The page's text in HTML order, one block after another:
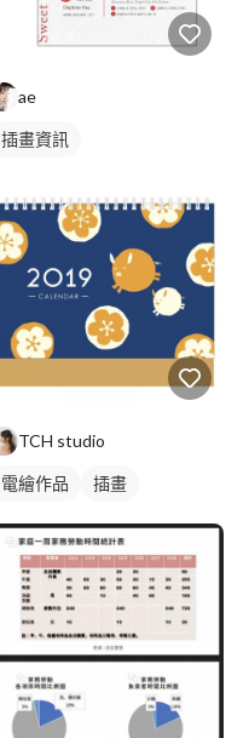
ae
插畫資訊
TCH studio
電繪作品 插畫